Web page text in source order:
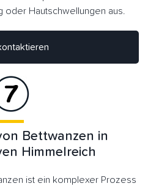
oder Hautschwellungen aus.
Bettwanzen in
Himmelreich
ist ein komplexer Prozess